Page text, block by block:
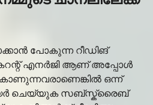
പോകുന്ന റീഡിങ്
കറന്റ് എനർജി ആണ് അപ്പോൾ
ഒന്ന്
ചെയ്യുക സബ്സ്ക്രൈബ്